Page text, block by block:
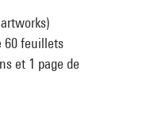
60 feuillets
et 1 page de